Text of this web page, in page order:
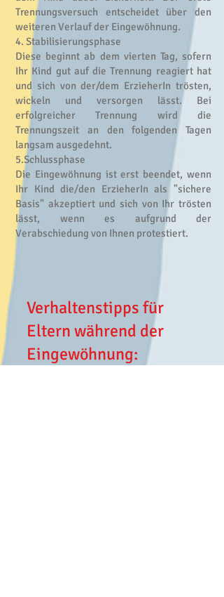
Trennungsversuch entscheidet über den
weiteren Verlauf der Eingewöhnung.
4. Stabilisierungsphase
Diese beginnt ab dem vierten Tag, sofern
Ihr Kind gut auf die Trennung reagiert hat
und sich von der/dem ErzieherIn trösten,
wickeln und versorgen lässt. Bei
erfolgreicher Trennung wird die
Trennungszeit an den folgenden Tagen
langsam ausgedehnt.
5.Schlussphase
Die Eingewöhnung ist erst beendet, wenn
Ihr Kind die/den ErzieherIn als "sichere
Basis" akzeptiert und sich von Ihr trösten
lässt, wenn es aufgrund der
Verabschiedung von Ihnen protestiert.
Verhaltenstipps für
Eltern während der
Eingewöhnung: